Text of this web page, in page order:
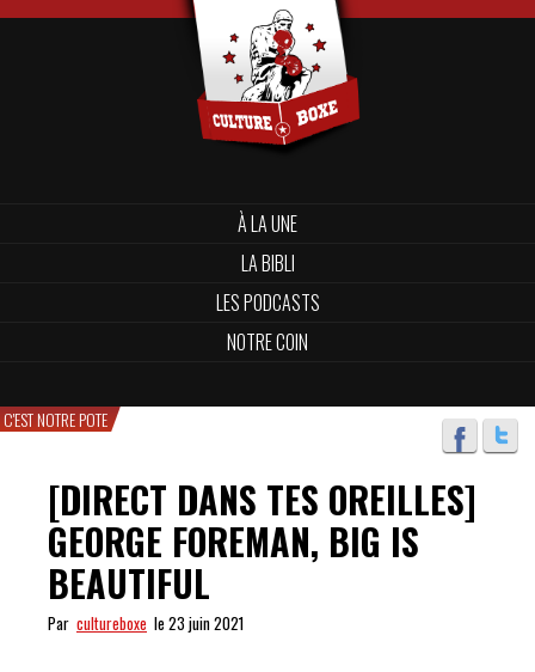
À LA UNE
LA BIBLI
LES PODCASTS
NOTRE COIN
C'EST NOTRE POTE
[DIRECT DANS TES OREILLES]
GEORGE FOREMAN, BIG IS
BEAUTIFUL
Par cultureboxe le 23 juin 2021